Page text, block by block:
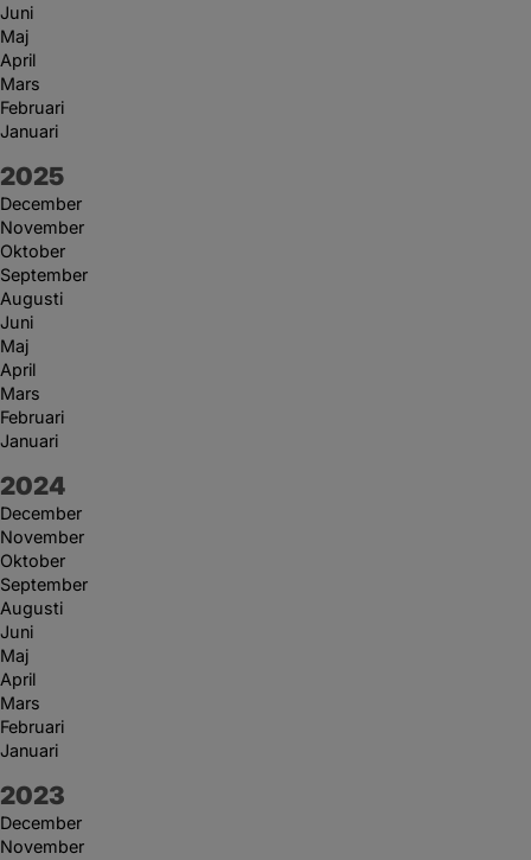
Juni
Maj
April
Mars
Februari
Januari
År:
2025
December
November
Oktober
September
Augusti
Juni
Maj
April
Mars
Februari
Januari
År:
2024
December
November
Oktober
September
Augusti
Juni
Maj
April
Mars
Februari
Januari
År:
2023
December
November